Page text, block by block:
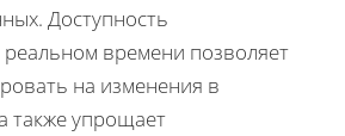
Доступность
времени позволяет
на изменения в
также упрощает